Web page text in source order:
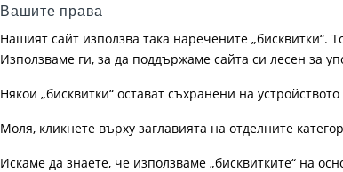
Вашите права
Нашият сайт използва така наречените „бисквитки“.
Използваме ги, за да поддържаме сайта си лесен за
Някои „бисквитки“ остават съхранени на
Моля, кликнете върху заглавията на отделните
Искаме да знаете, че използваме „бисквитките“ на